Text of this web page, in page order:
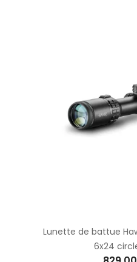
Lunette de battue
6x24